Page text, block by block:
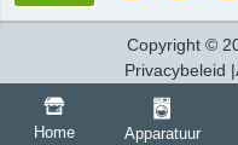
Home Apparatuur
Copyright ©
Privacybeleid |